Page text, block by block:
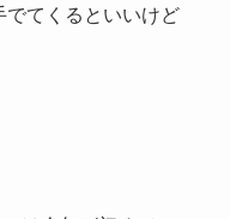
でてくるといいけど